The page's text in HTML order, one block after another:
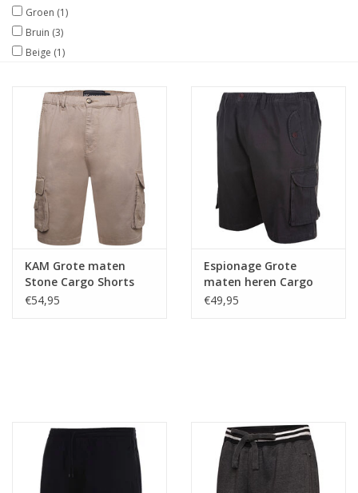
Groen (1)
Bruin (3)
Beige (1)
KAM Grote maten
Stone Cargo Shorts
€54,95
Espionage Grote
maten heren Cargo
Shorts - Mole
€49,95